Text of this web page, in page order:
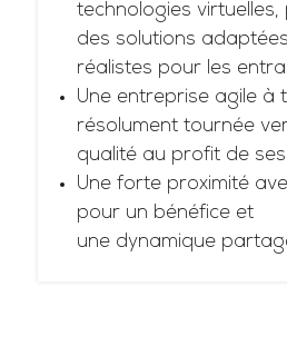
technologies
des solutions
réalistes pour les
Une entreprise agile à
résolument tournée
qualité au profit de ses
Une forte proximité
pour un bénéfice et
une dynamique